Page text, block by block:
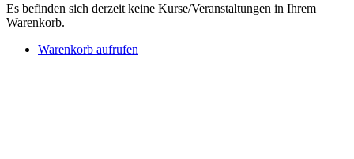
Es befinden sich derzeit keine Kurse/Veranstaltungen in Ihrem
Warenkorb.
Warenkorb aufrufen